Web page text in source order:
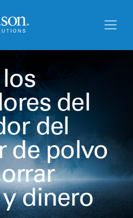
del
del
de polvo
dinero